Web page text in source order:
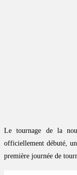
Le tournage de la
officiellement débuté,
première journée de